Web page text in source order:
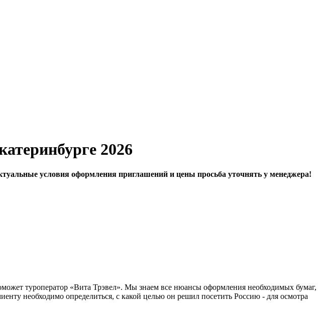
2026
условия оформления приглашений и цены просьба уточнять у менеджера!
туроператор «Вита Трэвел». Мы знаем все нюансы оформления необходимых бумаг,
необходимо определиться, с какой целью он решил посетить Россию - для осмотра